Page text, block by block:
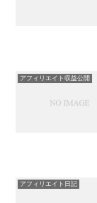
アフィリエイト収益公開
アフィリエイト日記